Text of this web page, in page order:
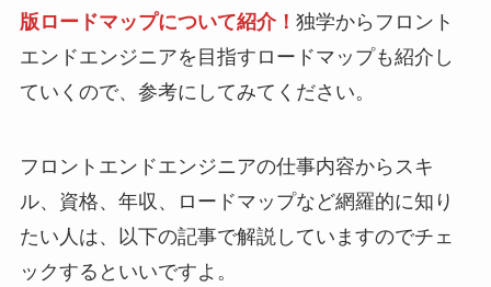
版ロードマップについて紹介！ 独学からフロント
エンドエンジニアを目指すロードマップも紹介し
ていくので、参考にしてみてください。
フロントエンドエンジニアの仕事内容からスキ
ル、資格、年収、ロードマップなど網羅的に知り
たい人は、以下の記事で解説していますのでチェ
ックするといいですよ。